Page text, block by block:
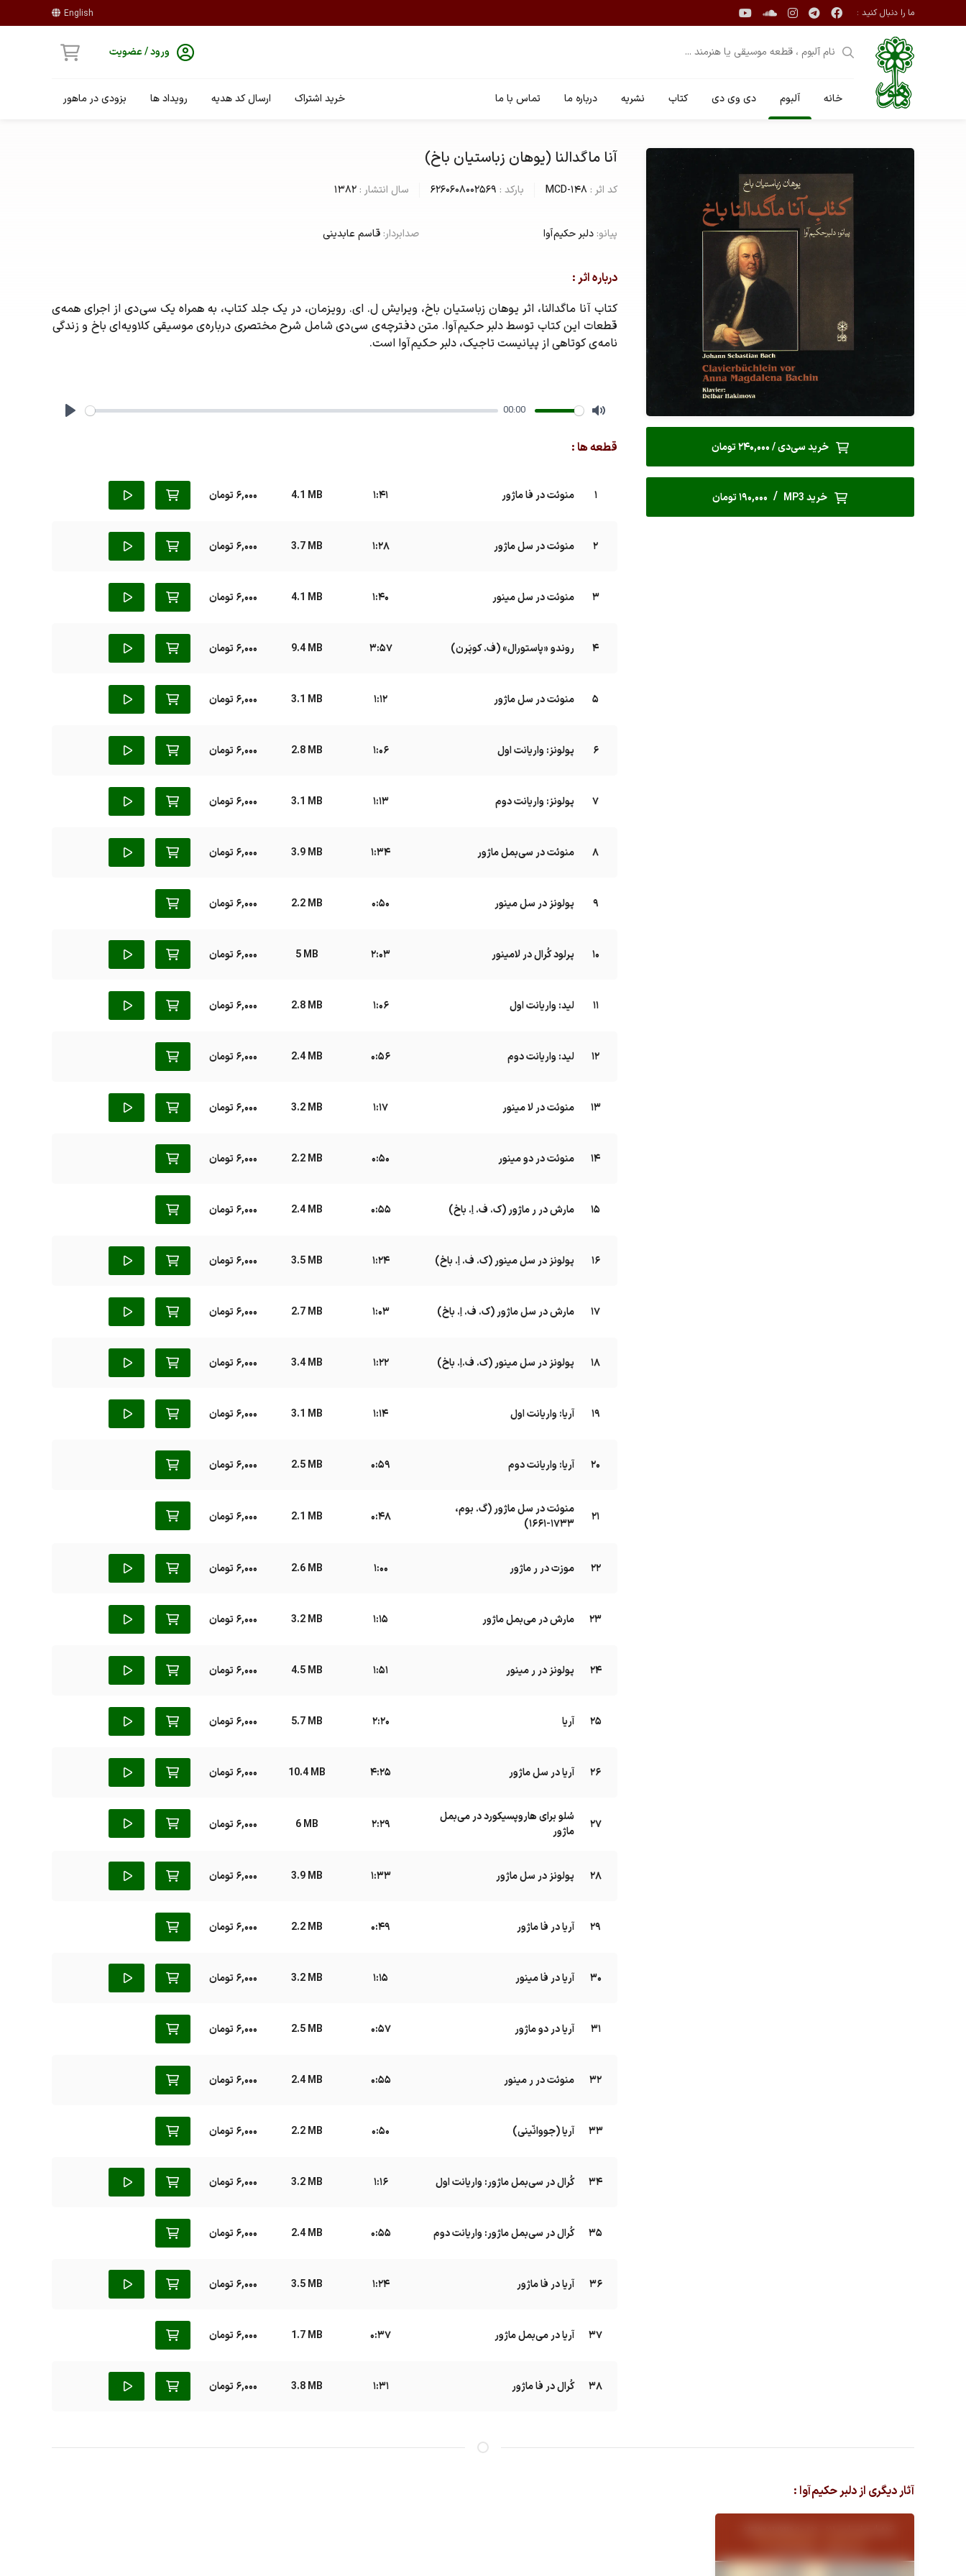
ما را دنبال کنید : English
ورود / عضویت
خانه آلبوم دی وی دی کتاب نشریه درباره ما تماس با ما خرید اشتراک ارسال کد هدیه رویداد ها بزودی در ماهور
خرید سی‌دی / 240,000 تومان
خرید MP3 / 190,000 تومان
آنا ماگدالنا (یوهان زباستیان باخ)
کد اثر :MCD-148 بارکد : 6260608002569 سال انتشار :1382
پیانو:دلبر حکیم آوا صدابردار: قاسم عابدینی
درباره اثر :
کتاب آنا ماگدالنا، اثر یوهان زباستیان باخ، ویرایش ل. ای. رویزمان، در یک جلد کتاب، به همراه یک سی دی از اجرای همه ی
قطعات این کتاب توسط دلبر حکیم آوا. متن دفترچه ی سی دی شامل شرح مختصری درباره ی موسیقی کلاویه ای باخ و زندگی
نامه ی کوتاهی از پیانیست تاجیک، دلبر حکیم آوا است.
00:00
قطعه ها :
1 منوئت در فا ماژور 1:41
4.1 MB 6,000 تومان
2 منوئت در سل ماژور 1:28
3.7 MB 6,000 تومان
3 منوئت در سل مینور 1:40
4.1 MB 6,000 تومان
4 روندو «پاستورال» (ف. کوپَرن) 3:57
9.4 MB 6,000 تومان
5 منوئت در سل ماژور 1:12
3.1 MB 6,000 تومان
6 پولونز: واریانت اول 1:06
2.8 MB 6,000 تومان
7 پولونز: واریانت دوم 1:13
3.1 MB 6,000 تومان
8 منوئت در سی‌بمل ماژور 1:34
3.9 MB 6,000 تومان
9 پولونز در سل مینور 0:50
2.2 MB 6,000 تومان
10 پرلود کُرال در لامینور 2:03
5 MB 6,000 تومان
11 لید: واریانت اول 1:06
2.8 MB 6,000 تومان
12 لید: واریانت دوم 0:56
2.4 MB 6,000 تومان
13 منوئت در لا مینور 1:17
3.2 MB 6,000 تومان
14 منوئت در دو مینور 0:50
2.2 MB 6,000 تومان
15 مارش در ر ماژور (ک. ف. اِ. باخ) 0:55
2.4 MB 6,000 تومان
16 پولونز در سل مینور (ک. ف. اِ. باخ) 1:24
3.5 MB 6,000 تومان
17 مارش در سل ماژور (ک. ف. اِ. باخ) 1:03
2.7 MB 6,000 تومان
18 پولونز در سل مینور (ک. ف.اِ. باخ) 1:22
3.4 MB 6,000 تومان
19 آریا: واریانت اول 1:14
3.1 MB 6,000 تومان
20 آریا: واریانت دوم 0:59
2.5 MB 6,000 تومان
21
منوئت در سل ماژور (گ. بوم،
۱۷۳۳-۱۶۶۱)
0:48
2.1 MB 6,000 تومان
22 موزت در ر ماژور 1:00
2.6 MB 6,000 تومان
23 مارش در می‌بمل ماژور 1:15
3.2 MB 6,000 تومان
24 پولونز در ر مینور 1:51
4.5 MB 6,000 تومان
25 آریا 2:20
5.7 MB 6,000 تومان
26 آریا در سل ماژور 4:25
10.4 MB 6,000 تومان
27
سُلو برای هاروپسیکورد در می‌بمل
ماژور
2:29
6 MB 6,000 تومان
28 پولونز در سل ماژور 1:33
3.9 MB 6,000 تومان
29 آریا در فا ماژور 0:49
2.2 MB 6,000 تومان
30 آریا در فا مینور 1:15
3.2 MB 6,000 تومان
31 آریا در دو ماژور 0:57
2.5 MB 6,000 تومان
32 منوئت در ر مینور 0:55
2.4 MB 6,000 تومان
33 آریا (جووانّینی) 0:50
2.2 MB 6,000 تومان
34 کُرال در سی‌بمل ماژور: واریانت اول 1:16
3.2 MB 6,000 تومان
35 کُرال در سی‌بمل ماژور: واریانت دوم 0:55
2.4 MB 6,000 تومان
36 آریا در فا ماژور 1:24
3.5 MB 6,000 تومان
37 آریا در می‌بمل ماژور 0:37
1.7 MB 6,000 تومان
38 کُرال در فا ماژور 1:31
3.8 MB 6,000 تومان
آثار دیگری از دلبر حکیم آوا :